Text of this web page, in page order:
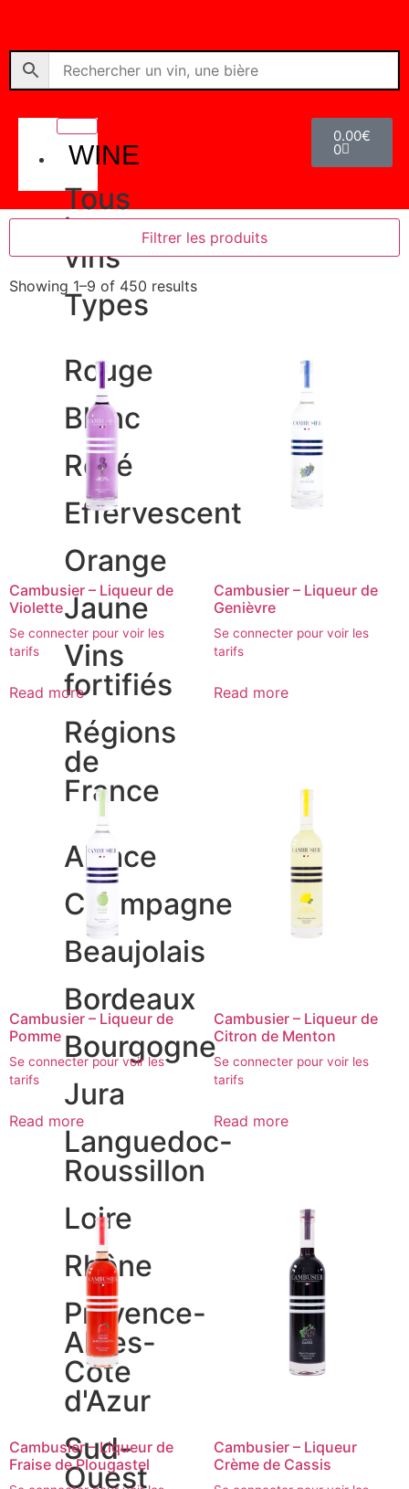
WINE
Tous
les
vins
Types
Rouge
Blanc
Rosé
Effervescent
Orange
Jaune
Vins
fortifiés
Régions
de
France
Alsace
Champagne
Beaujolais
Bordeaux
Bourgogne
Jura
Languedoc-
Roussillon
Loire
Rhône
Provence-
Alpes-
Côte
d'Azur
Sud-
Ouest
0.00€
0
Filtrer les produits
Showing 1–9 of 450 results
Cambusier – Liqueur de
Violette
Se connecter pour voir les
tarifs
Read more
Cambusier – Liqueur de
Genièvre
Se connecter pour voir les
tarifs
Read more
Cambusier – Liqueur de
Pomme
Se connecter pour voir les
tarifs
Read more
Cambusier – Liqueur de
Citron de Menton
Se connecter pour voir les
tarifs
Read more
Cambusier – Liqueur de
Fraise de Plougastel
Cambusier – Liqueur
Crème de Cassis